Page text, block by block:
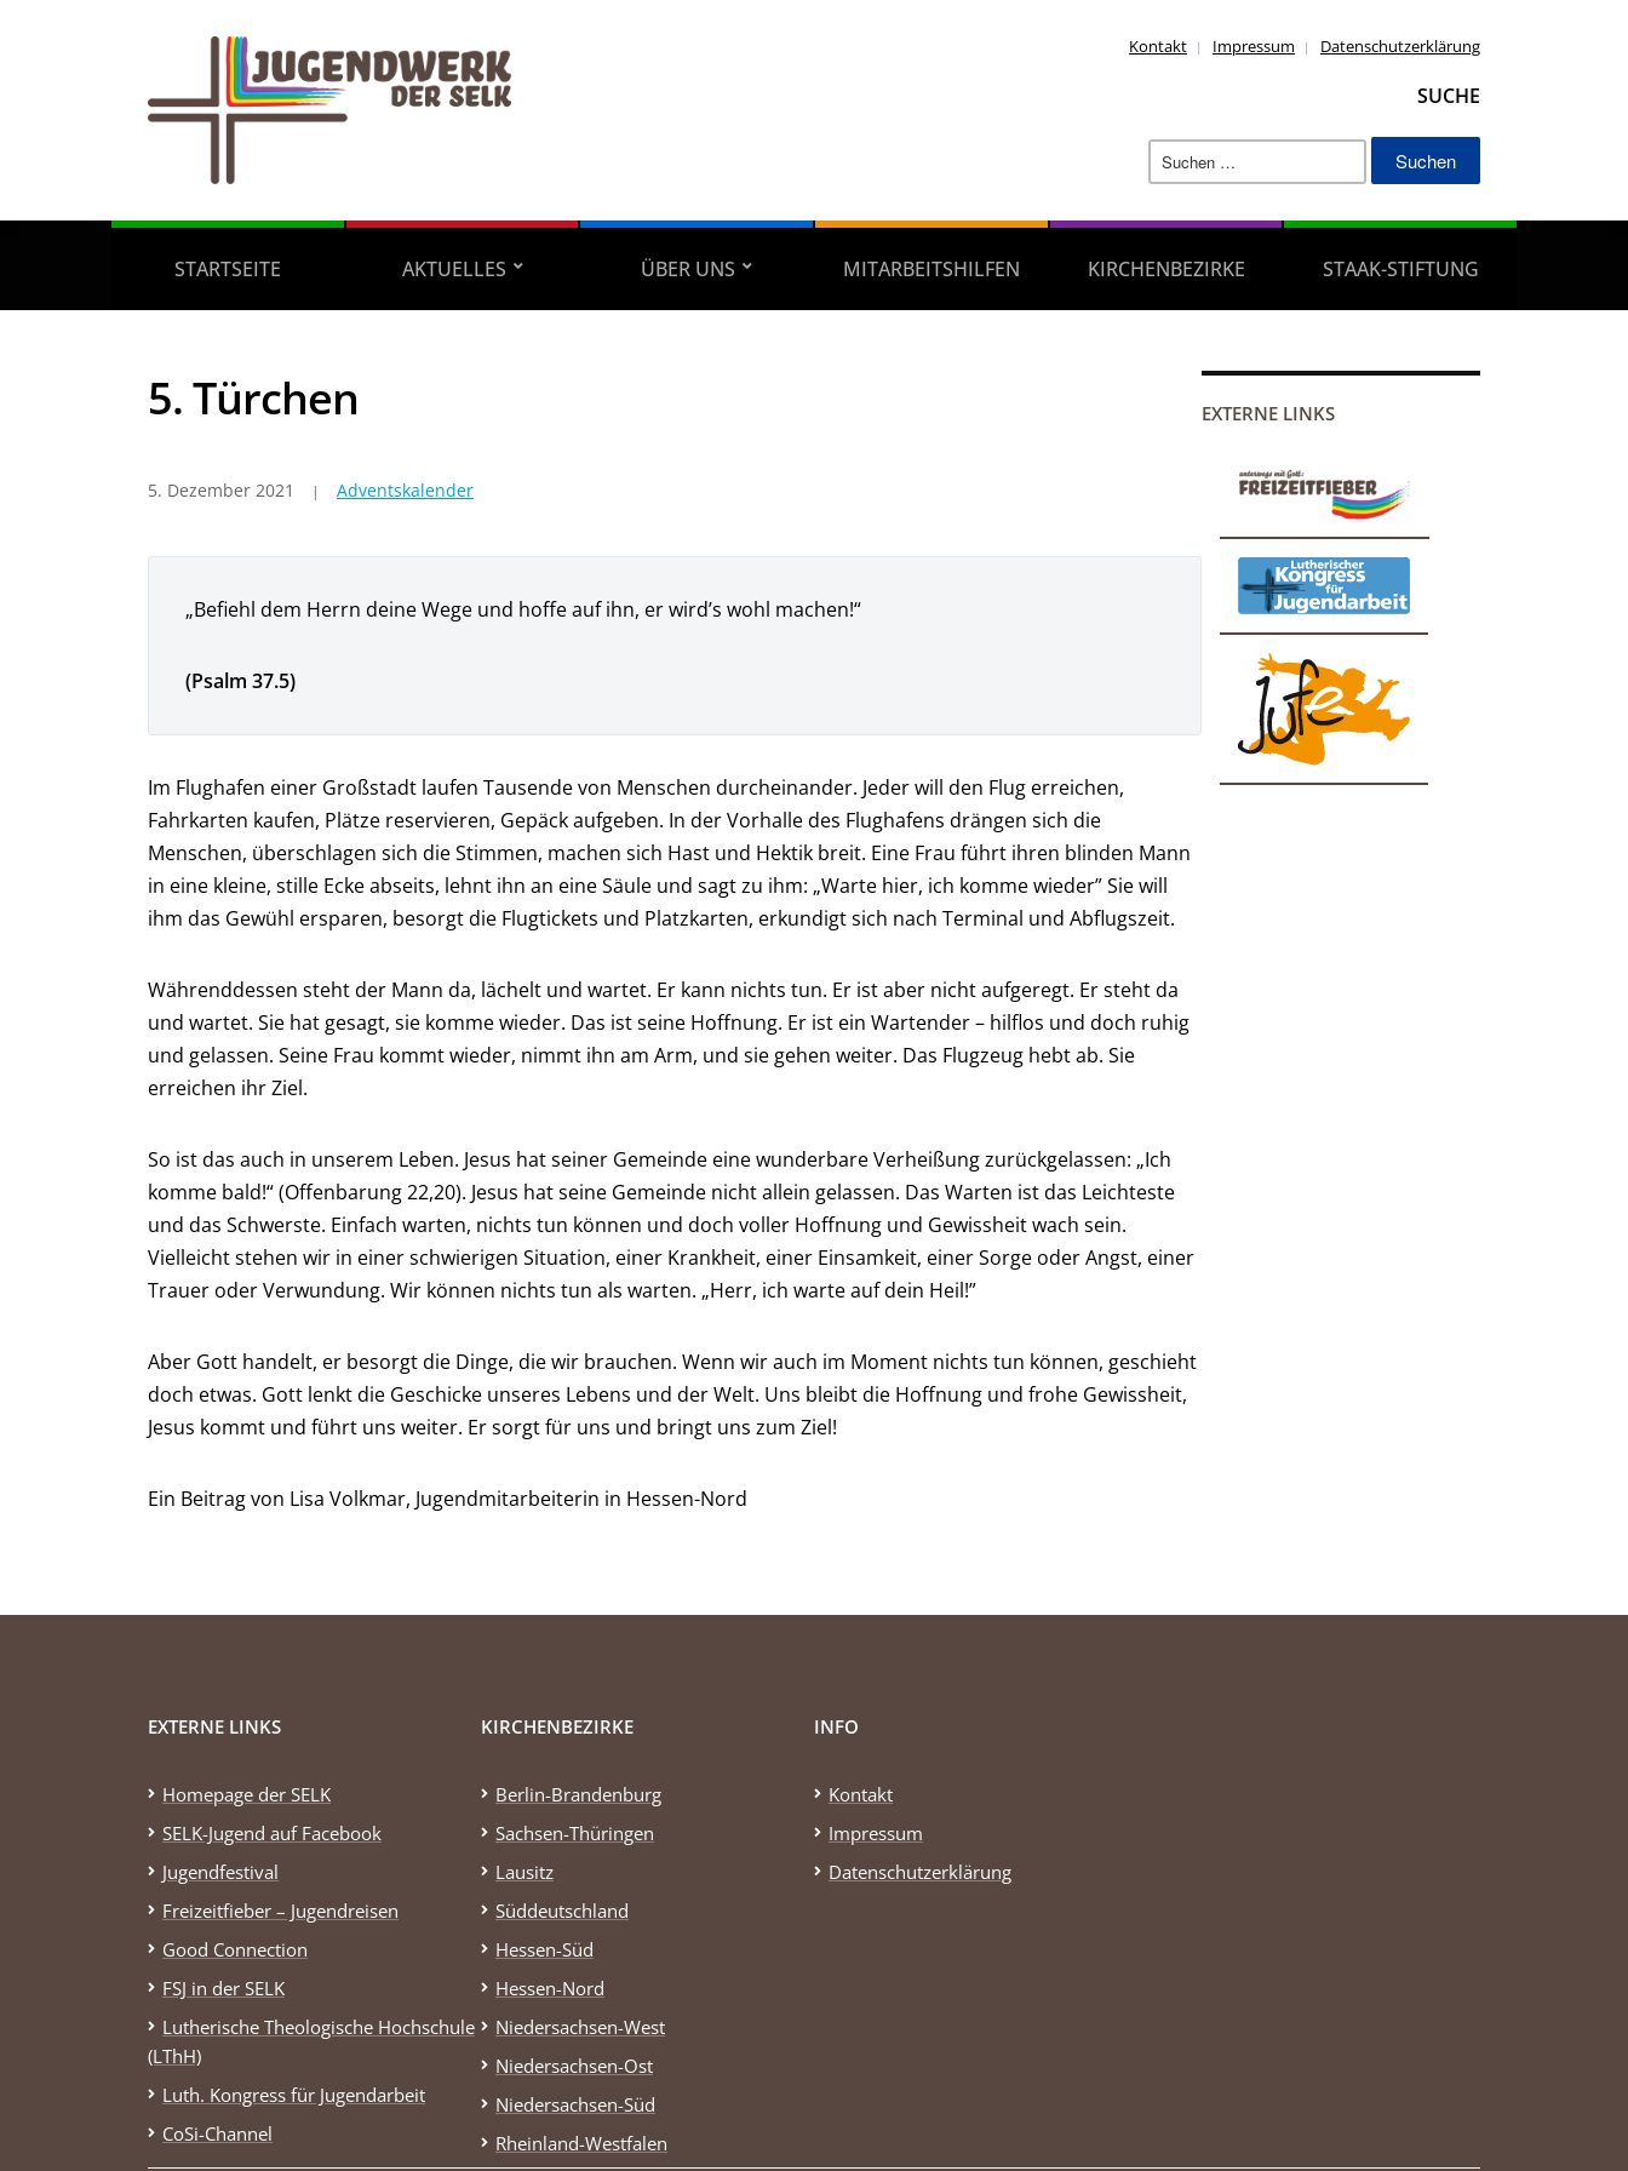
Kontakt Impressum Datenschutzerklärung
SUCHE
Suchen
nach:
STARTSEITE AKTUELLES ÜBER UNS MITARBEITSHILFEN KIRCHENBEZIRKE STAAK-STIFTUNG
5. Türchen
5. Dezember 2021 Adventskalender
„Befiehl dem Herrn deine Wege und hoffe auf ihn, er wird’s wohl machen!“
(Psalm 37.5)
Im Flughafen einer Großstadt laufen Tausende von Menschen durcheinander. Jeder will den Flug erreichen,
Fahrkarten kaufen, Plätze reservieren, Gepäck aufgeben. In der Vorhalle des Flughafens drängen sich die
Menschen, überschlagen sich die Stimmen, machen sich Hast und Hektik breit. Eine Frau führt ihren blinden Mann
in eine kleine, stille Ecke abseits, lehnt ihn an eine Säule und sagt zu ihm: „Warte hier, ich komme wieder” Sie will
ihm das Gewühl ersparen, besorgt die Flugtickets und Platzkarten, erkundigt sich nach Terminal und Abflugszeit.
Währenddessen steht der Mann da, lächelt und wartet. Er kann nichts tun. Er ist aber nicht aufgeregt. Er steht da
und wartet. Sie hat gesagt, sie komme wieder. Das ist seine Hoffnung. Er ist ein Wartender – hilflos und doch ruhig
und gelassen. Seine Frau kommt wieder, nimmt ihn am Arm, und sie gehen weiter. Das Flugzeug hebt ab. Sie
erreichen ihr Ziel.
So ist das auch in unserem Leben. Jesus hat seiner Gemeinde eine wunderbare Verheißung zurückgelassen: „Ich
komme bald!“ (Offenbarung 22,20). Jesus hat seine Gemeinde nicht allein gelassen. Das Warten ist das Leichteste
und das Schwerste. Einfach warten, nichts tun können und doch voller Hoffnung und Gewissheit wach sein.
Vielleicht stehen wir in einer schwierigen Situation, einer Krankheit, einer Einsamkeit, einer Sorge oder Angst, einer
Trauer oder Verwundung. Wir können nichts tun als warten. „Herr, ich warte auf dein Heil!”
Aber Gott handelt, er besorgt die Dinge, die wir brauchen. Wenn wir auch im Moment nichts tun können, geschieht
doch etwas. Gott lenkt die Geschicke unseres Lebens und der Welt. Uns bleibt die Hoffnung und frohe Gewissheit,
Jesus kommt und führt uns weiter. Er sorgt für uns und bringt uns zum Ziel!
Ein Beitrag von Lisa Volkmar, Jugendmitarbeiterin in Hessen-Nord
EXTERNE LINKS
EXTERNE LINKS
Homepage der SELK
SELK-Jugend auf Facebook
Jugendfestival
Freizeitfieber – Jugendreisen
Good Connection
FSJ in der SELK
Lutherische Theologische Hochschule
(LThH)
Luth. Kongress für Jugendarbeit
CoSi-Channel
KIRCHENBEZIRKE
Berlin-Brandenburg
Sachsen-Thüringen
Lausitz
Süddeutschland
Hessen-Süd
Hessen-Nord
Niedersachsen-West
Niedersachsen-Ost
Niedersachsen-Süd
Rheinland-Westfalen
INFO
Kontakt
Impressum
Datenschutzerklärung